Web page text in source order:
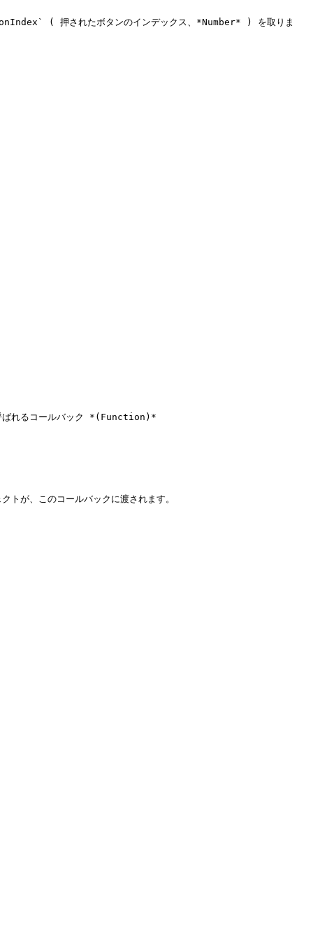
( 押されたボタンのインデックス、*Number* ) を取りま
ばれるコールバック *(Function)*
、このコールバックに渡されます。